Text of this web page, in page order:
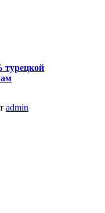
турецкой
admin